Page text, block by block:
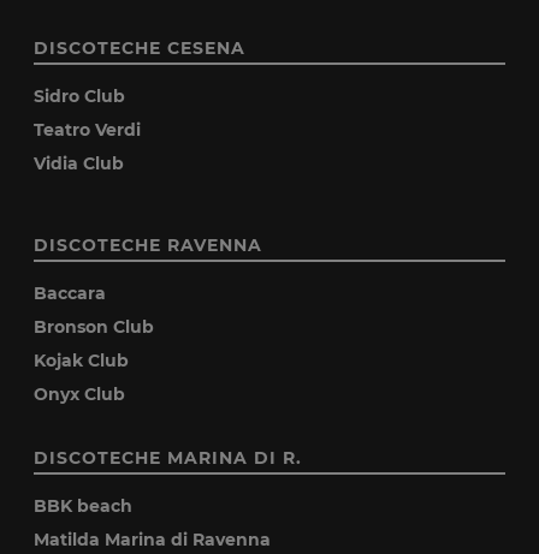
DISCOTECHE CESENA
Sidro Club
Teatro Verdi
Vidia Club
DISCOTECHE RAVENNA
Baccara
Bronson Club
Kojak Club
Onyx Club
DISCOTECHE MARINA DI R.
BBK beach
Matilda Marina di Ravenna